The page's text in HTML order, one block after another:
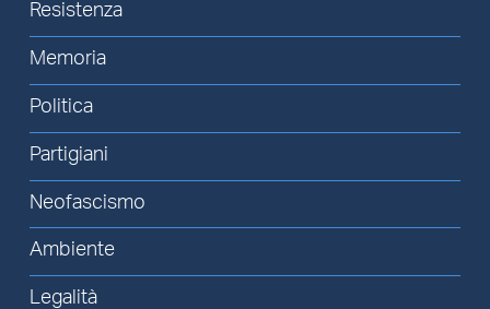
Resistenza
Memoria
Politica
Partigiani
Neofascismo
Ambiente
Legalità